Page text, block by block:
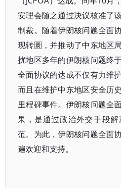
安理会随之通过决议核准了
制裁。随着伊朗核问题全面
现转圜，并推动了中东地区
扰地区多年的伊朗核问题终
全面协议的达成不仅有力维
而且在维护中东地区安全历
里程碑事件。伊朗核问题全
果，是通过政治外交手段
范。为此，伊朗核问题全面
遍欢迎和支持。